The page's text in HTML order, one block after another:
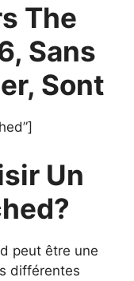
The
Sans
Sont
Un
peut être une
différentes